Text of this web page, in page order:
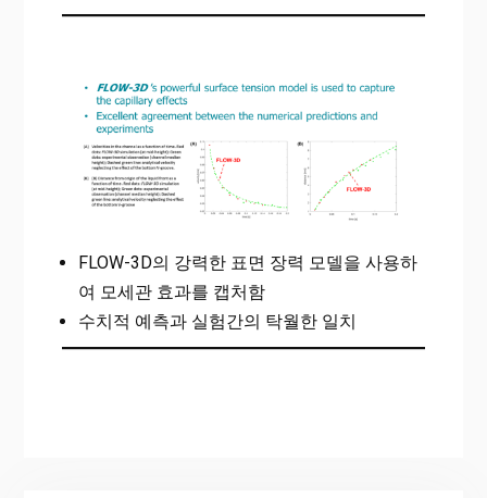
FLOW-3D의 강력한 표면 장력 모델을 사용하
여 모세관 효과를 캡처함
수치적 예측과 실험간의 탁월한 일치